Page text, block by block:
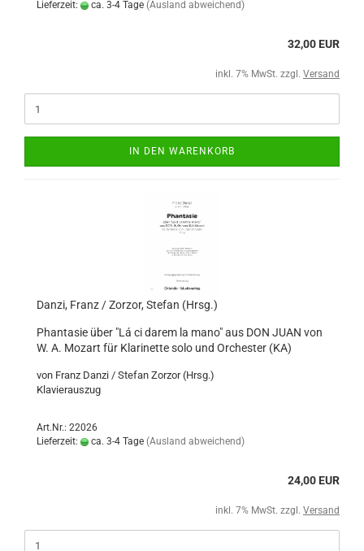
Lieferzeit: ca. 3-4 Tage (Ausland abweichend)
32,00 EUR
inkl. 7% MwSt. zzgl. Versand
IN DEN WARENKORB
Danzi, Franz / Zorzor, Stefan (Hrsg.)
Phantasie über "Lá ci darem la mano" aus DON JUAN von
W. A. Mozart für Klarinette solo und Orchester (KA)
von Franz Danzi / Stefan Zorzor (Hrsg.)
Klavierauszug
Art.Nr.: 22026
Lieferzeit:
ca. 3-4 Tage (Ausland abweichend)
24,00 EUR
inkl. 7% MwSt. zzgl. Versand